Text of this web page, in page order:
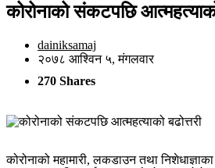
कोरोनाको संकटपछि आत्महत्याको
dainiksamaj
२०७८ आश्विन ५, मंगलवार
270 Shares
कोरोनाको महामारी, लकडाउन तथा